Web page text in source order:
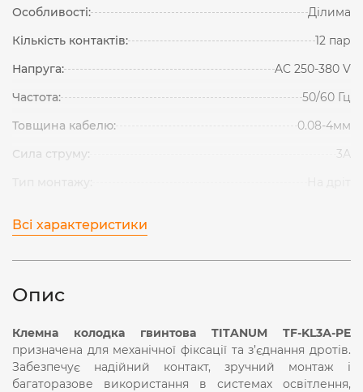
Особливості:
Ділима
Кількість контактів:
12 пар
Напруга:
AC 250-380 V
Частота:
50/60 Гц
Товщина кабелю:
0.08-4мм
Сила струму:
3А
Всі характеристики
Опис
Клемна колодка гвинтова TITANUM TF-KL3А-PE
призначена для механічної фіксації та з’єднання дротів.
Забезпечує надійний контакт, зручний монтаж і
багаторазове використання в системах освітлення,